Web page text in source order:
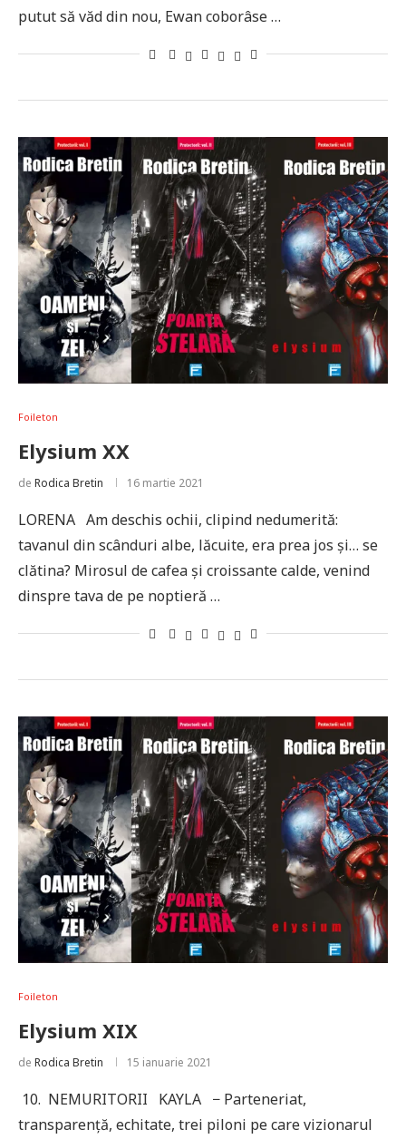
putut să văd din nou, Ewan coborâse …
Foileton
Elysium XX
de Rodica Bretin 16 martie 2021
LORENA Am deschis ochii, clipind nedumerită:
tavanul din scânduri albe, lăcuite, era prea jos şi… se
clătina? Mirosul de cafea şi croissante calde, venind
dinspre tava de pe noptieră …
Foileton
Elysium XIX
de Rodica Bretin 15 ianuarie 2021
10. NEMURITORII KAYLA − Parteneriat,
transparenţă, echitate, trei piloni pe care vizionarul